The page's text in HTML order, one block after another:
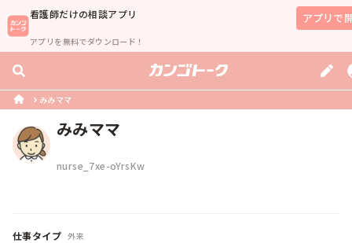
看護師だけの相談アプリ
アプリを無料でダウンロード！
アプリで
みみママ
みみママ
nurse_7xe-oYrsKw
仕事タイプ 外来